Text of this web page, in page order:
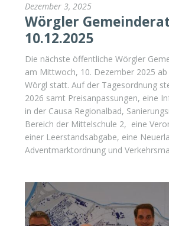
Dezember 3, 2025
Wörgler
10.12.2025
Die nächste öffentliche Wörgler
am Mittwoch, 10. Dezember 2025
Wörgl statt. Auf der Tagesordnung
2026 samt Preisanpassungen, eine
in der Causa Regionalbad,
Bereich der Mittelschule 2, eine
einer Leerstandsabgabe, eine
Adventmarktordnung und